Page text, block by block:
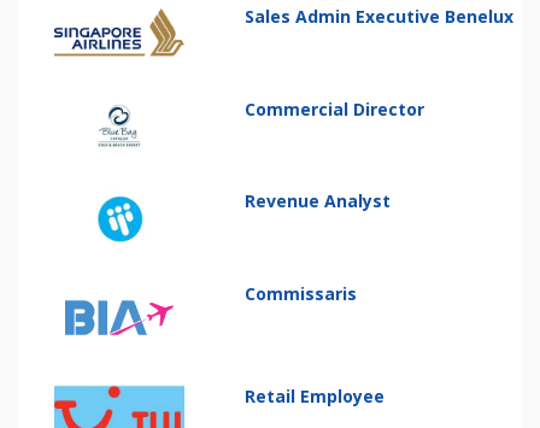
Sales Admin Executive Benelux
Commercial Director
Revenue Analyst
Commissaris
Retail Employee